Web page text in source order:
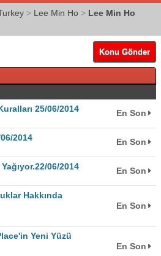
> Lee Min Ho > Lee Min Ho
Konu Gönder
25/06/2014 En Son
2014 En Son
06/2014 En Son
Hakkında
En Son
Yeni Yüzü
En Son